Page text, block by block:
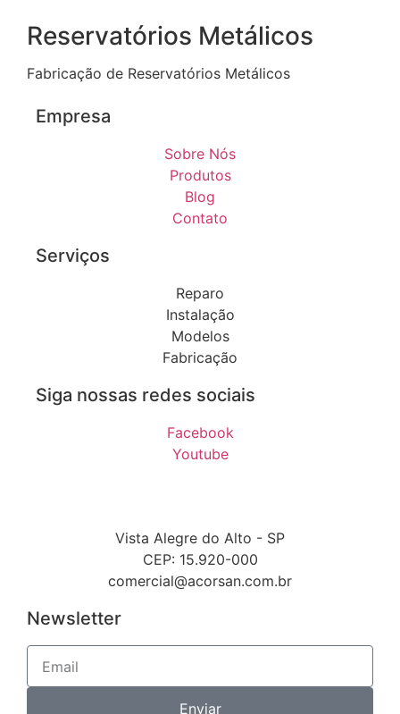
Reservatórios Metálicos
Fabricação de Reservatórios Metálicos
Empresa
Sobre Nós
Produtos
Blog
Contato
Serviços
Reparo
Instalação
Modelos
Fabricação
Siga nossas redes sociais
Facebook
Youtube
Vista Alegre do Alto - SP
CEP: 15.920-000
comercial@acorsan.com.br
Newsletter
Enviar